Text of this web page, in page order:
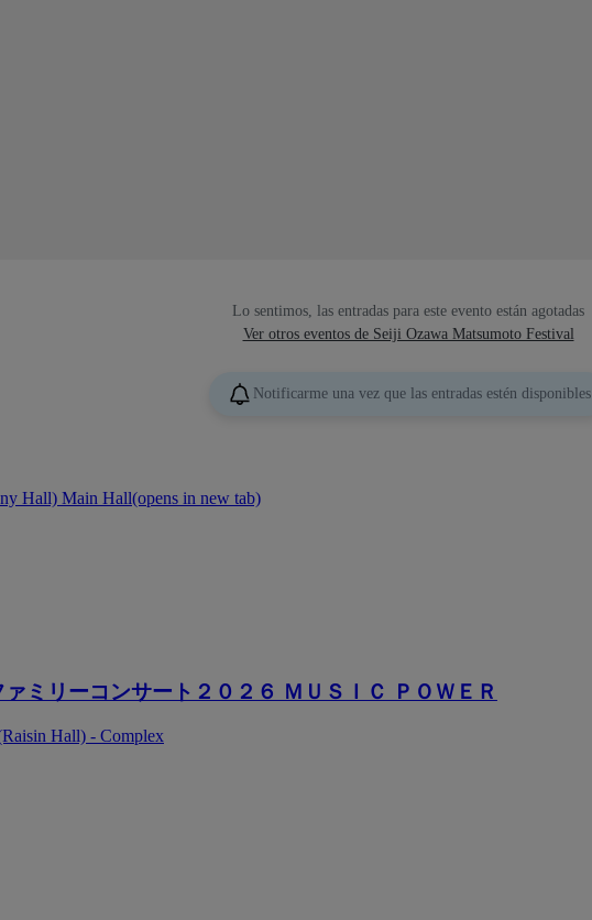
Lo sentimos, las entradas para este evento están agotadas
Ver otros eventos de Seiji Ozawa Matsumoto Festival
Notificarme una vez que las entradas estén disponibles
Hall) Main Hall(opens in new tab)
ミリーコンサート２０２６ ＭＵＳＩＣ ＰＯＷＥＲ
Hall) - Complex